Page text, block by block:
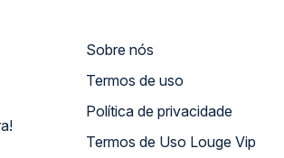
Sobre nós
Termos de uso
Política de privacidade
Termos de Uso Louge Vip